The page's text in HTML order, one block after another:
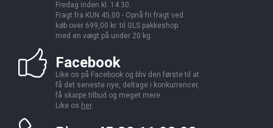
Fredag inden kl. 14.30.
Fragt fra KUN 45,00 - Opnå fri fragt ved
køb over 699,00 kr. til GLS pakkeshop
med en vægt på under 20 kg.
Facebook
Like os på Facebook og bliv den første til at
få det seneste nye, deltage i konkurrencer,
få skarpe tilbud og meget mere.
Like os her.